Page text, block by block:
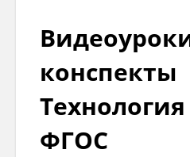
конспекты
Технология
ФГОС